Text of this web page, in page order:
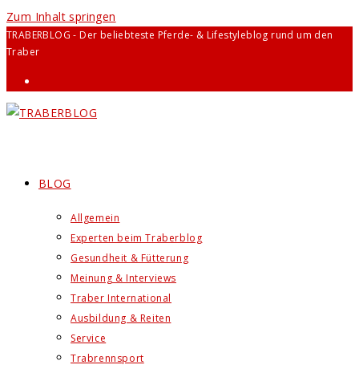
Zum Inhalt springen
TRABERBLOG - Der beliebteste Pferde- & Lifestyleblog rund um den
Traber
BLOG
Allgemein
Experten beim Traberblog
Gesundheit & Fütterung
Meinung & Interviews
Traber International
Ausbildung & Reiten
Service
Trabrennsport